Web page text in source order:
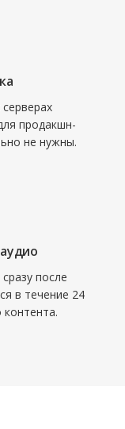
продакшн-
не нужны.
после
в течение 24